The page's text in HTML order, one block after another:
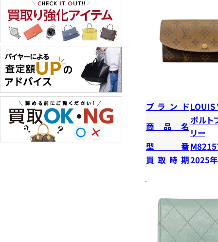
ブランドLOUIS
商品名
ポルト
リー
型番
買取時期2025